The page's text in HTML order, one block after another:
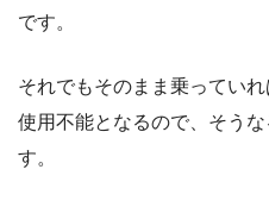
です。
それでもそのまま乗ってい
使用不能となるので、そう
す。